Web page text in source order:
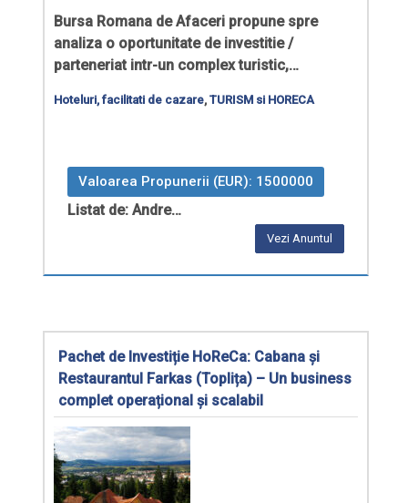
Bursa Romana de Afaceri propune spre
analiza o oportunitate de investitie /
parteneriat intr-un complex turistic,…
Hoteluri, facilitati de cazare, TURISM si HORECA
Valoarea Propunerii (EUR): 1500000
Listat de: Andre…
Vezi Anuntul
Pachet de Investiție HoReCa: Cabana și
Restaurantul Farkas (Toplița) – Un business
complet operațional și scalabil